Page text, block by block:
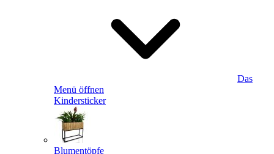
Das
Menü öffnen
Kindersticker
Blumentöpfe